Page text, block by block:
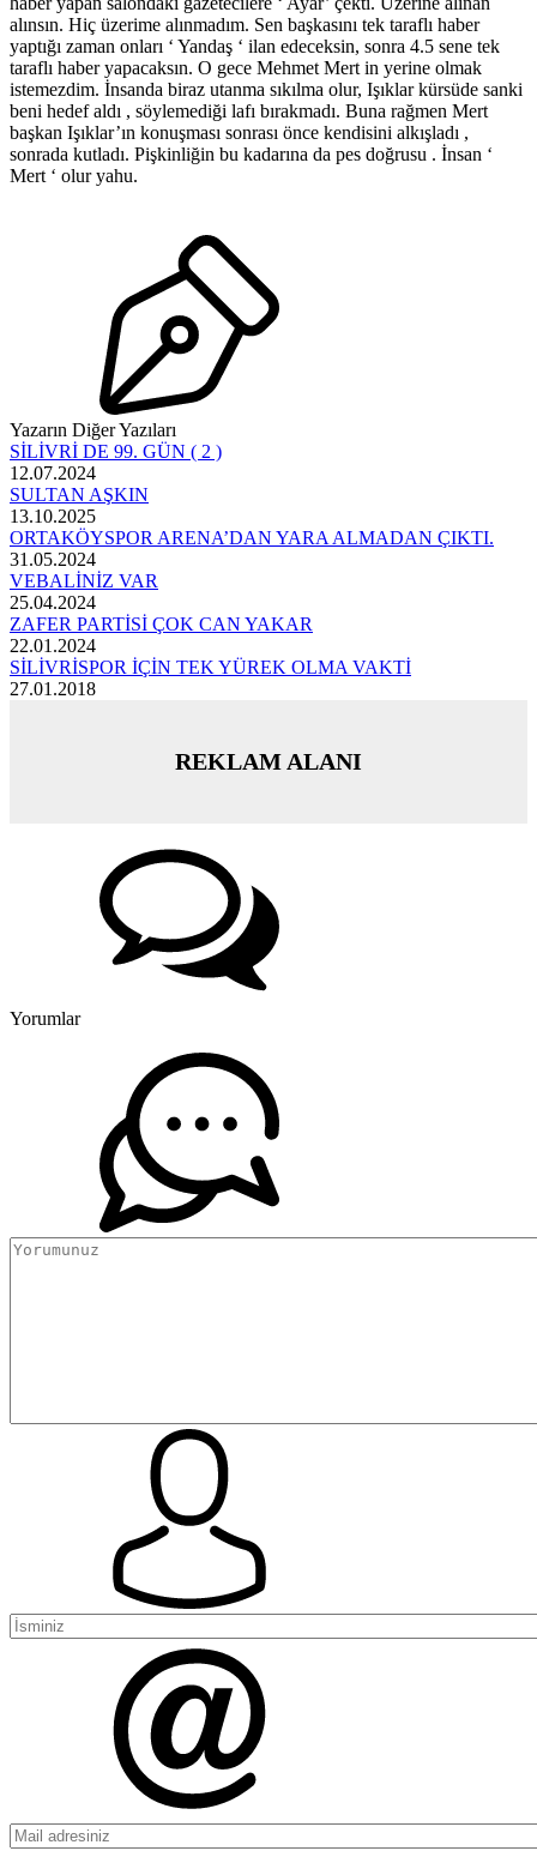
alınsın. Hiç üzerime alınmadım. Sen başkasını tek taraflı haber
yaptığı zaman onları ‘ Yandaş ‘ ilan edeceksin, sonra 4.5 sene tek
taraflı haber yapacaksın. O gece Mehmet Mert in yerine olmak
istemezdim. İnsanda biraz utanma sıkılma olur, Işıklar kürsüde sanki
beni hedef aldı , söylemediği lafı bırakmadı. Buna rağmen Mert
başkan Işıklar’ın konuşması sonrası önce kendisini alkışladı ,
sonrada kutladı. Pişkinliğin bu kadarına da pes doğrusu . İnsan ‘
Mert ‘ olur yahu.
Yazarın Diğer Yazıları
SİLİVRİ DE 99. GÜN ( 2 )
12.07.2024
SULTAN AŞKIN
13.10.2025
ORTAKÖYSPOR ARENA’DAN YARA ALMADAN ÇIKTI.
31.05.2024
VEBALİNİZ VAR
25.04.2024
ZAFER PARTİSİ ÇOK CAN YAKAR
22.01.2024
SİLİVRİSPOR İÇİN TEK YÜREK OLMA VAKTİ
27.01.2018
REKLAM ALANI
Yorumlar